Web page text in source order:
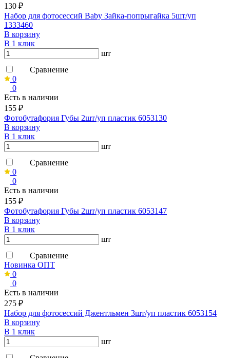
130 ₽
Набор для фотосессий Baby Зайка-попрыгайка 5шт/уп
1333460
В корзину
В 1 клик
шт
Сравнение
0
0
Есть в наличии
155 ₽
Фотобутафория Губы 2шт/уп пластик 6053130
В корзину
В 1 клик
шт
Сравнение
0
0
Есть в наличии
155 ₽
Фотобутафория Губы 2шт/уп пластик 6053147
В корзину
В 1 клик
шт
Сравнение
Новинка ОПТ
0
0
Есть в наличии
275 ₽
Набор для фотосессий Джентльмен 3шт/уп пластик 6053154
В корзину
В 1 клик
шт